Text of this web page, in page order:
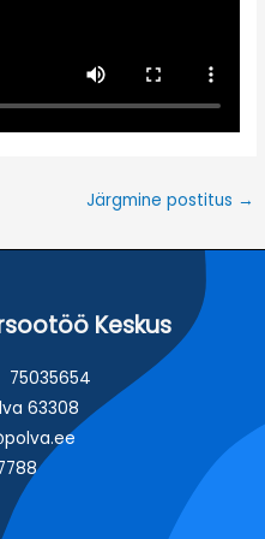
Järgmine postitus →
Keskus
75035654
63308